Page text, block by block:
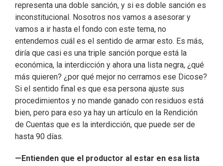
representa una doble sanción, y si es doble sanción es
inconstitucional. Nosotros nos vamos a asesorar y
vamos a ir hasta el fondo con este tema, no
entendemos cuál es el sentido de armar esto. Es más,
diría que casi es una triple sanción porque está la
económica, la interdicción y ahora una lista negra, ¿qué
más quieren? ¿por qué mejor no cerramos ese Dicose?
Si el sentido final es que esa persona ajuste sus
procedimientos y no mande ganado con residuos está
bien, pero para eso ya hay un artículo en la Rendición
de Cuentas que es la interdicción, que puede ser de
hasta 90 días.
—Entienden que el productor al estar en esa lista